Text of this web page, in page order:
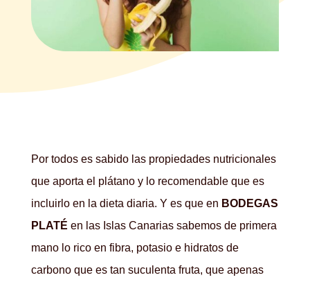
Por todos es sabido las propiedades nutricionales
que aporta el plátano y lo recomendable que es
incluirlo en la dieta diaria. Y es que en BODEGAS
PLATÉ en las Islas Canarias sabemos de primera
mano lo rico en fibra, potasio e hidratos de
carbono que es tan suculenta fruta, que apenas